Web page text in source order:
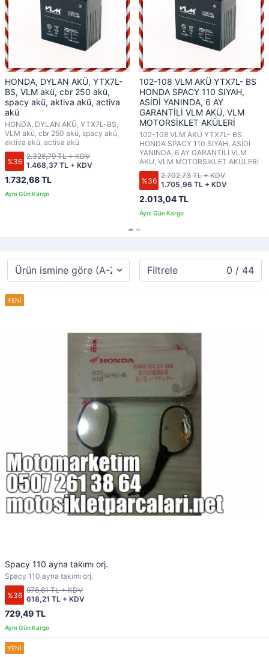
HONDA, DYLAN AKÜ, YTX7L-
BS, VLM akü, cbr 250 akü,
spacy akü, aktiva akü, activa
akü
HONDA, DYLAN AKÜ, YTX7L-BS,
VLM akü, cbr 250 akü, spacy akü,
aktiva akü, activa akü
%36
1.732,68 TL
1.468,37 TL + KDV
2.326,79 TL + KDV
102-108 VLM AKÜ YTX7L- BS
HONDA SPACY 110 SIYAH,
ASİDİ YANINDA, 6 AY
GARANTİLİ VLM AKÜ, VLM
MOTORSİKLET AKÜLERİ
102-108 VLM AKÜ YTX7L- BS
HONDA SPACY 110 SIYAH, ASİDİ
YANINDA, 6 AY GARANTİLİ VLM
AKÜ, VLM MOTORSİKLET AKÜLERİ
%36
2.013,04 TL
1.705,96 TL + KDV
2.702,73 TL + KDV
Filtrele 0 / 44
Spacy 110 ayna takımı orj.
Spacy 110 ayna takımı orj.
%36
729,49 TL
618,21 TL + KDV
978,81 TL + KDV